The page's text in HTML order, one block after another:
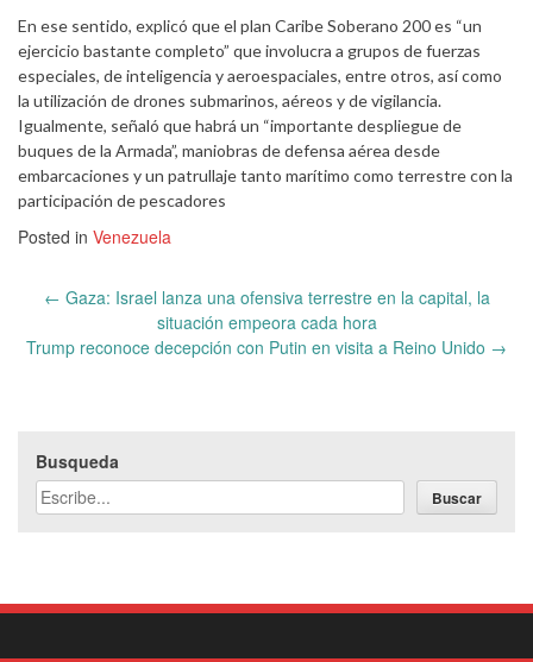
En ese sentido, explicó que el plan Caribe Soberano 200 es “un
ejercicio bastante completo” que involucra a grupos de fuerzas
especiales, de inteligencia y aeroespaciales, entre otros, así como
la utilización de drones submarinos, aéreos y de vigilancia.
Igualmente, señaló que habrá un “importante despliegue de
buques de la Armada”, maniobras de defensa aérea desde
embarcaciones y un patrullaje tanto marítimo como terrestre con la
participación de pescadores
Posted in Venezuela
Post
← Gaza: Israel lanza una ofensiva terrestre en la capital, la
situación empeora cada hora
Trump reconoce decepción con Putin en visita a Reino Unido →
Busqueda
Buscar